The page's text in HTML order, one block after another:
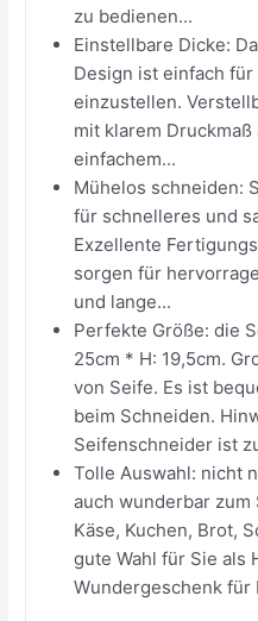
zu bedienen...
Einstellbare Dicke:
Design ist einfach
einzustellen.
mit klarem
einfachem...
Mühelos schneiden:
für schnelleres und
Exzellente
sorgen für
und lange...
Perfekte Größe: die
25cm * H: 19,5cm.
von Seife. Es ist
beim Schneiden.
Seifenschneider ist
Tolle Auswahl: nicht
auch wunderbar zum
Käse, Kuchen, Brot,
gute Wahl für Sie als
Wundergeschenk für